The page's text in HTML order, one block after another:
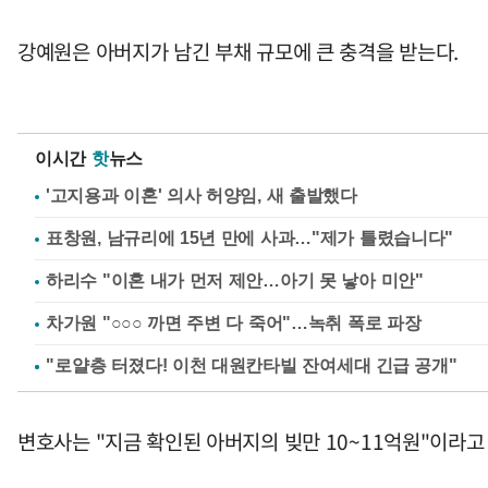
강예원은 아버지가 남긴 부채 규모에 큰 충격을 받는다.
이시간 핫뉴스
'고지용과 이혼' 의사 허양임, 새 출발했다
표창원, 남규리에 15년 만에 사과…"제가 틀렸습니다"
하리수 "이혼 내가 먼저 제안…아기 못 낳아 미안"
차가원 "○○○ 까면 주변 다 죽어"…녹취 폭로 파장
변호사는 "지금 확인된 아버지의 빚만 10~11억원"이라